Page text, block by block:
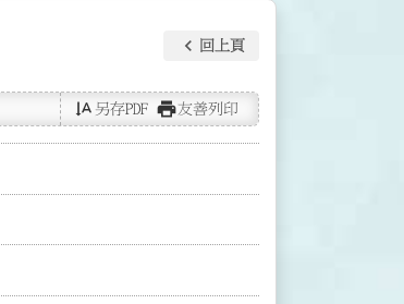
keyboard_arrow_left 回上頁
text_rotate_vertical 另存PDF print友善列印